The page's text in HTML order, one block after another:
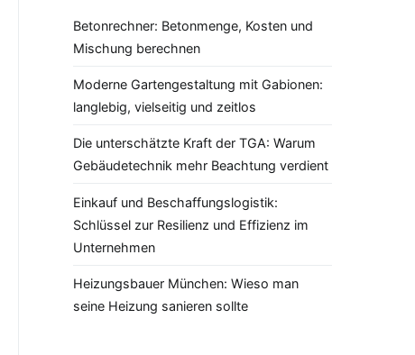
Betonrechner: Betonmenge, Kosten und
Mischung berechnen
Moderne Gartengestaltung mit Gabionen:
langlebig, vielseitig und zeitlos
Die unterschätzte Kraft der TGA: Warum
Gebäudetechnik mehr Beachtung verdient
Einkauf und Beschaffungslogistik:
Schlüssel zur Resilienz und Effizienz im
Unternehmen
Heizungsbauer München: Wieso man
seine Heizung sanieren sollte